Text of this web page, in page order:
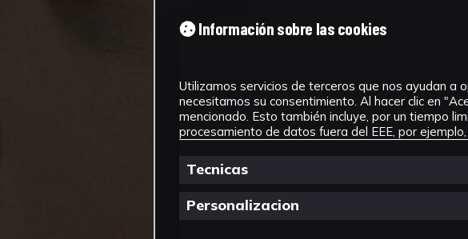
Información sobre las cookies
Utilizamos servicios de terceros que nos ayudan a
necesitamos su consentimiento. Al hacer clic en
mencionado. Esto también incluye, por un tiempo
procesamiento de datos fuera del EEE, por ejemplo,
Tecnicas
Personalizacion